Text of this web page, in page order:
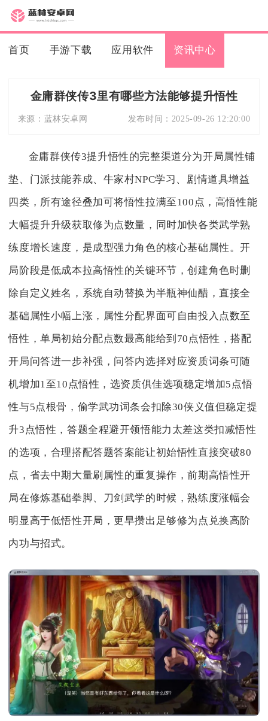
首页 手游下载 应用软件 资讯中心
金庸群侠传3里有哪些方法能够提升悟性
来源： 蓝林安卓网 发布时间： 2025-09-26 12:20:00
金庸群侠传3提升悟性的完整渠道分为开局属性铺
垫、门派技能养成、牛家村NPC学习、剧情道具增益
四类，所有途径叠加可将悟性拉满至100点，高悟性能
大幅提升升级获取修为点数量，同时加快各类武学熟
练度增长速度，是成型强力角色的核心基础属性。开
局阶段是低成本拉高悟性的关键环节，创建角色时删
除自定义姓名，系统自动替换为半瓶神仙醋，直接全
基础属性小幅上涨，属性分配界面可自由投入点数至
悟性，单局初始分配点数最高能给到70点悟性，搭配
开局问答进一步补强，问答内选择对应资质词条可随
机增加1至10点悟性，选资质俱佳选项稳定增加5点悟
性与5点根骨，偷学武功词条会扣除30侠义值但稳定提
升3点悟性，答题全程避开领悟能力太差这类扣减悟性
的选项，合理搭配答题答案能让初始悟性直接突破80
点，省去中期大量刷属性的重复操作，前期高悟性开
局在修炼基础拳脚、刀剑武学的时候，熟练度涨幅会
明显高于低悟性开局，更早攒出足够修为点兑换高阶
内功与招式。